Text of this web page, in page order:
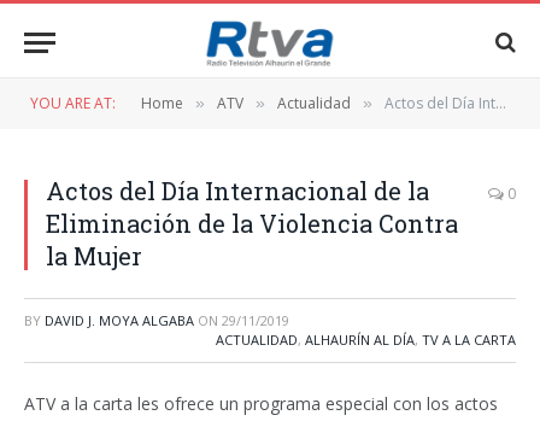
YOU ARE AT: Home » ATV » Actualidad » Actos del Día Internacional de la Eliminación de la Violencia Contra la Mujer
Actos del Día Internacional de la
Eliminación de la Violencia Contra
la Mujer
0
BY DAVID J. MOYA ALGABA ON 29/11/2019
ACTUALIDAD, ALHAURÍN AL DÍA, TV A LA CARTA
ATV a la carta les ofrece un programa especial con los actos